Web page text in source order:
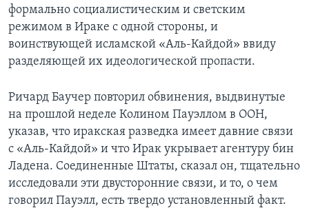
формально социалистическим и светским
режимом в Ираке с одной стороны, и
воинствующей исламской «Аль-Кайдой» ввиду
разделяющей их идеологической пропасти.
Ричард Баучер повторил обвинения, выдвинутые
на прошлой неделе Колином Пауэллом в ООН,
указав, что иракская разведка имеет давние связи
с «Аль-Кайдой» и что Ирак укрывает агентуру бин
Ладена. Соединенные Штаты, сказал он, тщательно
исследовали эти двусторонние связи, и то, о чем
говорил Пауэлл, есть твердо установленный факт.